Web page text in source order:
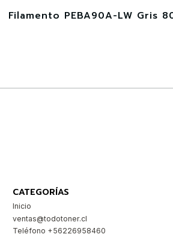
Filamento PEBA90A-LW Gris
CATEGORÍAS
Inicio
ventas@todotoner.cl
Teléfono +56226958460